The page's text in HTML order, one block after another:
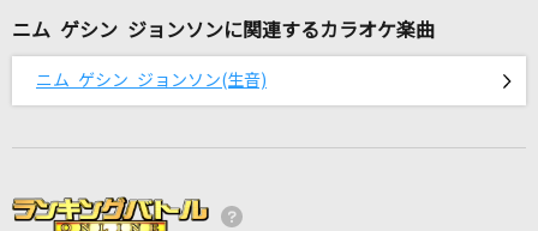
Breathless
嵐(アラシ)
FROM YOUTH TO DEATH
ニム ゲシン ジョンソンに関連するカラオケ楽曲
ニム ゲシン ジョンソン(生音)